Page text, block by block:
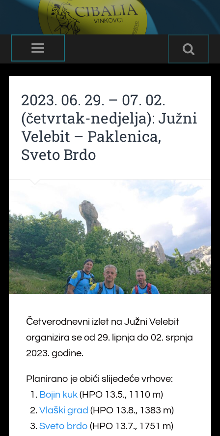
2023. 06. 29. – 07. 02.
(četvrtak-nedjelja): Južni
Velebit – Paklenica,
Sveto Brdo
Četverodnevni izlet na Južni Velebit
organizira se od 29. lipnja do 02. srpnja
2023. godine.
Planirano je obići slijedeće vrhove:
1. Bojin kuk(HPO 13.5., 1110 m)
2. Vlaški grad (HPO 13.8., 1383 m)
3. Sveto brdo (HPO 13.7., 1751 m)